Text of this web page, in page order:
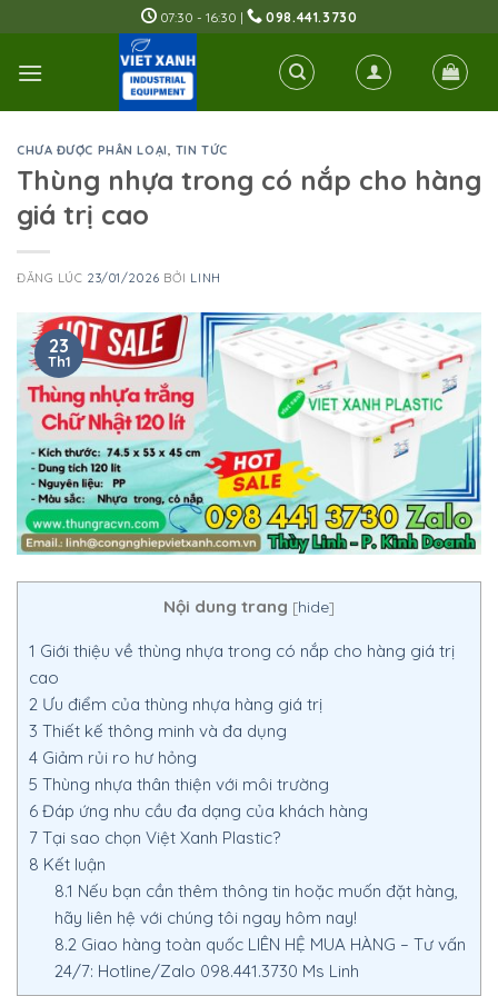
to
content
07:30 - 16:30 | 098.441.3730
CHƯA ĐƯỢC PHÂN LOẠI, TIN TỨC
Thùng nhựa trong có nắp cho hàng
giá trị cao
ĐĂNG LÚC 23/01/2026 BỞI LINH
23
Th1
Nội dung trang [hide]
1 Giới thiệu về thùng nhựa trong có nắp cho hàng giá trị
cao
2 Ưu điểm của thùng nhựa hàng giá trị
3 Thiết kế thông minh và đa dụng
4 Giảm rủi ro hư hỏng
5 Thùng nhựa thân thiện với môi trường
6 Đáp ứng nhu cầu đa dạng của khách hàng
7 Tại sao chọn Việt Xanh Plastic?
8 Kết luận
8.1 Nếu bạn cần thêm thông tin hoặc muốn đặt hàng,
hãy liên hệ với chúng tôi ngay hôm nay!
8.2 Giao hàng toàn quốc LIÊN HỆ MUA HÀNG – Tư vấn
24/7: Hotline/Zalo 098.441.3730 Ms Linh